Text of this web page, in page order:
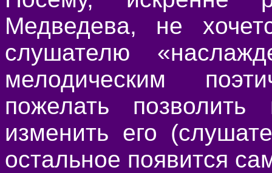
Медведева, не
слушателю
мелодическим
пожелать
изменить его
остальное появится